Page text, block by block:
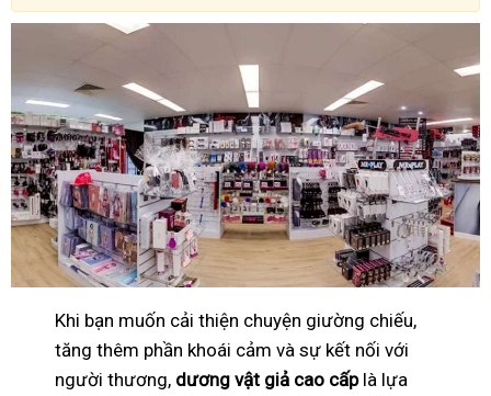
Khi bạn muốn cải thiện chuyện giường chiếu,
tăng thêm phần khoái cảm và sự kết nối với
người thương, dương vật giả cao cấplà lựa